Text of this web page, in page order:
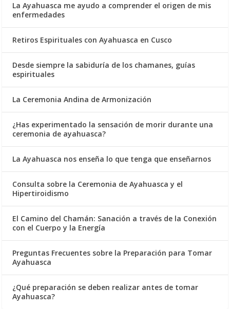
La Ayahuasca me ayudo a comprender el origen de mis
enfermedades
Retiros Espirituales con Ayahuasca en Cusco
Desde siempre la sabiduría de los chamanes, guías
espirituales
La Ceremonia Andina de Armonización
¿Has experimentado la sensación de morir durante una
ceremonia de ayahuasca?
La Ayahuasca nos enseña lo que tenga que enseñarnos
Consulta sobre la Ceremonia de Ayahuasca y el
Hipertiroidismo
El Camino del Chamán: Sanación a través de la Conexión
con el Cuerpo y la Energía
Preguntas Frecuentes sobre la Preparación para Tomar
Ayahuasca
¿Qué preparación se deben realizar antes de tomar
Ayahuasca?